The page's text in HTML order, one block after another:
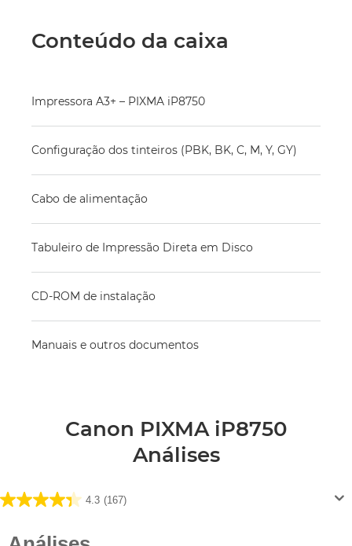
Conteúdo da caixa
Impressora A3+ – PIXMA iP8750
Configuração dos tinteiros (PBK, BK, C, M, Y, GY)
Cabo de alimentação
Tabuleiro de Impressão Direta em Disco
CD-ROM de instalação
Manuais e outros documentos
Canon PIXMA iP8750
Análises
4.3 (167)
4.3